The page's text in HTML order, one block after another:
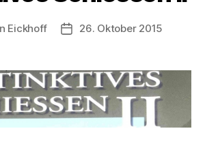
Eickhoff Veröffentlichungsdatum
26. Oktober 2015